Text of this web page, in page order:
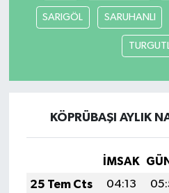
SARIGÖL SARUHANLI
KÖPRÜBAŞI AYLIK
İMSAK
25 Tem Cts
04:13